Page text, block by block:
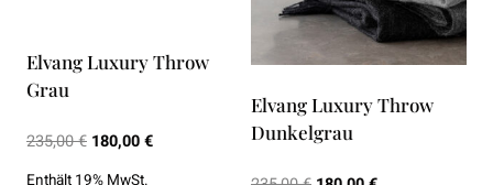
Produktseite
gewählt
werden
Produktseite
gewählt
werden
Elvang Luxury Throw
Grau
235,00€ Ursprünglicher
180,00€Aktueller
Elvang Luxury Throw
Dunkelgrau